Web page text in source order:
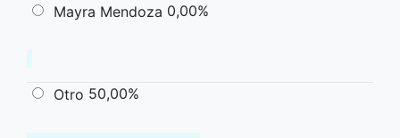
Mayra Mendoza 0,00%
Otro 50,00%